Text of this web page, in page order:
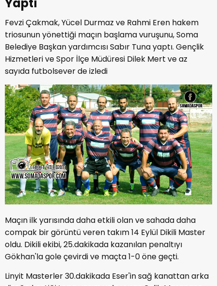
Yaptı
Fevzi Çakmak, Yücel Durmaz ve Rahmi Eren hakem
triosunun yönettiği maçın başlama vuruşunu, Soma
Belediye Başkan yardımcısı Sabır Tuna yaptı. Gençlik
Hizmetleri ve Spor İlçe Müdüresi Dilek Mert ve az
sayıda futbolsever de izledi
Maçın ilk yarısında daha etkili olan ve sahada daha
compak bir görüntü veren takım 14 Eylül Dikili Master
oldu. Dikili ekibi, 25.dakikada kazanılan penaltıyı
Gökhan'la gole çevirdi ve maçta 1-0 öne geçti.
Linyit Masterler 30.dakikada Eser'in sağ kanattan arka